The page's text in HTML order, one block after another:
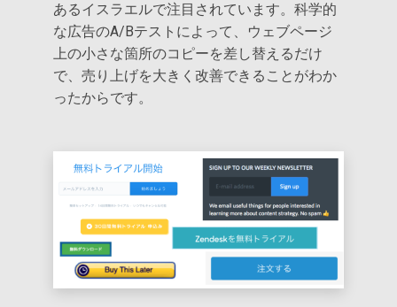
あるイスラエルで注目されています。科学的
な広告のA/Bテストによって、ウェブページ
上の小さな箇所のコピーを差し替えるだけ
で、売り上げを大きく改善できることがわか
ったからです。